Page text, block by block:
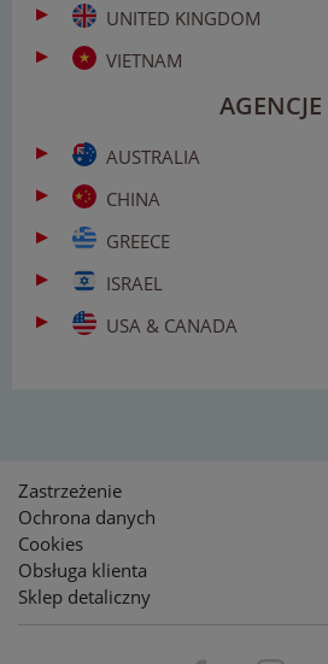
UNITED KINGDOM
VIETNAM
AGENCJE
AUSTRALIA
CHINA
GREECE
ISRAEL
USA & CANADA
Zastrzeżenie
Ochrona danych
Cookies
Obsługa klienta
Sklep detaliczny